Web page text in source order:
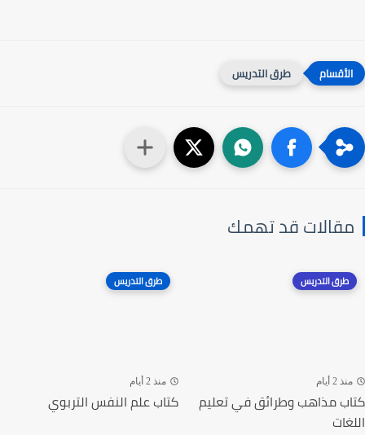
طرق التدريس
مقالات قد تهمك
طرق التدريس
منذ 2 أيام
كتاب مذاهب وطرائق في تعليم
اللغات
طرق التدريس
منذ 2 أيام
كتاب علم النفس التربوي